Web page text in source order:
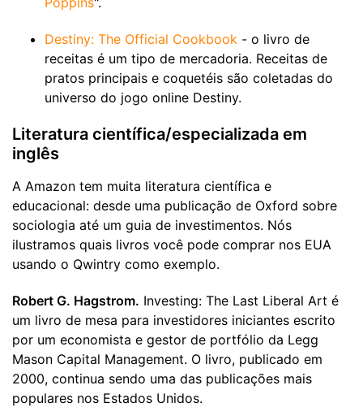
Destiny: The Official Cookbook - o livro de
receitas é um tipo de mercadoria. Receitas de
pratos principais e coquetéis são coletadas do
universo do jogo online Destiny.
Literatura científica/especializada em
inglês
A Amazon tem muita literatura científica e
educacional: desde uma publicação de Oxford sobre
sociologia até um guia de investimentos. Nós
ilustramos quais livros você pode comprar nos EUA
usando o Qwintry como exemplo.
Robert G. Hagstrom. Investing: The Last Liberal Art é
um livro de mesa para investidores iniciantes escrito
por um economista e gestor de portfólio da Legg
Mason Capital Management. O livro, publicado em
2000, continua sendo uma das publicações mais
populares nos Estados Unidos.